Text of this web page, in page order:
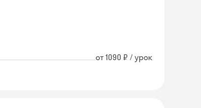
от 1090 ₽ / урок